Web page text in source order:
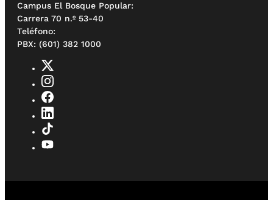
Campus El Bosque Popular:
Carrera 70 n.º 53-40
Teléfono:
PBX: (601) 382 1000